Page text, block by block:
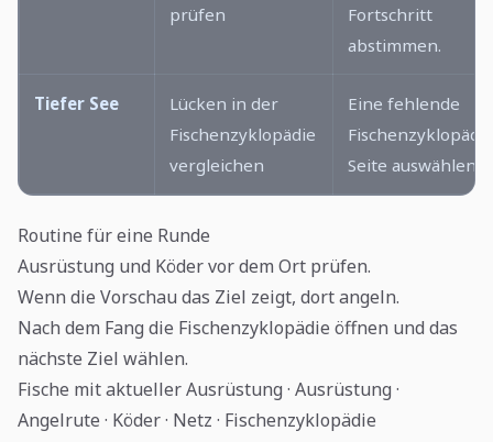
prüfen
Fortschritt
abstimmen.
Tiefer See
Lücken in der
Fischenzyklopädie
vergleichen
Eine fehlende
Seite auswählen.
Routine für eine Runde
Ausrüstung und Köder vor dem Ort prüfen.
Wenn die Vorschau das Ziel zeigt, dort angeln.
Nach dem Fang die Fischenzyklopädie öffnen und das
nächste Ziel wählen.
Fische mit aktueller Ausrüstung · Ausrüstung ·
Angelrute · Köder · Netz · Fischenzyklopädie